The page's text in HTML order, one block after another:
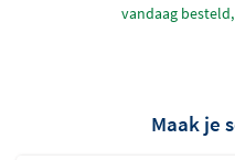
die perfect aansluiten bij
vandaag
Maak je